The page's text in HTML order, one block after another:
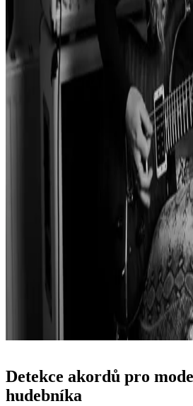
Kytaristka, zpěvačka, skladatelka a
sledováním přesahujícím 1,6 milionu
Detekce akordů pro
hudebníka